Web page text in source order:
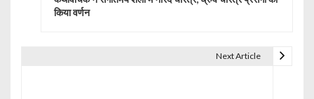
किया वर्णन
Next Article